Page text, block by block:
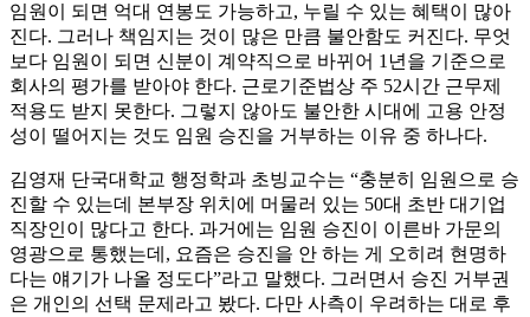
임원이 되면 억대 연봉도 가능하고, 누릴 수 있는 혜택이 많아
진다. 그러나 책임지는 것이 많은 만큼 불안함도 커진다. 무엇
보다 임원이 되면 신분이 계약직으로 바뀌어 1년을 기준으로
회사의 평가를 받아야 한다. 근로기준법상 주 52시간 근무제
적용도 받지 못한다. 그렇지 않아도 불안한 시대에 고용 안정
성이 떨어지는 것도 임원 승진을 거부하는 이유 중 하나다.
김영재 단국대학교 행정학과 초빙교수는 “충분히 임원으로 승
진할 수 있는데 본부장 위치에 머물러 있는 50대 초반 대기업
직장인이 많다고 한다. 과거에는 임원 승진이 이른바 가문의
영광으로 통했는데, 요즘은 승진을 안 하는 게 오히려 현명하
다는 얘기가 나올 정도다”라고 말했다. 그러면서 승진 거부권
은 개인의 선택 문제라고 봤다. 다만 사측이 우려하는 대로 후